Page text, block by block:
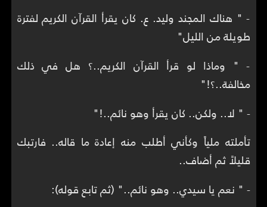
- " هناك المجند وليد. ع. كان يقرأ القرآن الكريم لفترة
طويلة من الليل"
- " وماذا لو قرأ القرآن الكريم..؟ هل في ذلك
مخالفة..؟!"
- " لا.. ولكن.. كان يقرأ وهو نائم..!"
تأملته ملياً وكأني أطلب منه إعادة ما قاله.. فارتبك
قليلاً ثم أضاف..
- " نعم يا سيدي.. وهو نائم.." (ثم تابع قوله):